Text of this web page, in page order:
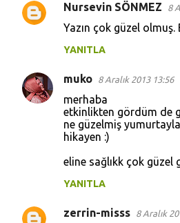
Y
u
m
Nursevin SÖNMEZ 8
Yazın çok güzel olmuş.
YANITLA
muko 8 Aralık 2013 13:56
merhaba
etkinlikten gördüm de
ne güzelmiş
hikayen :)
eline sağlıkk çok güzel
YANITLA
zerrin-misss 8 Aralık